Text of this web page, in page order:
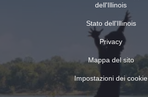
dell'Illinois
Stato dell'Illinois
Privacy
Mappa del sito
Impostazioni dei cookie